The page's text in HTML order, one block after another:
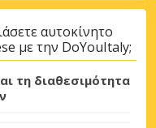
αυτοκίνητο
με την DoYouItaly;
τη διαθεσιμότητα